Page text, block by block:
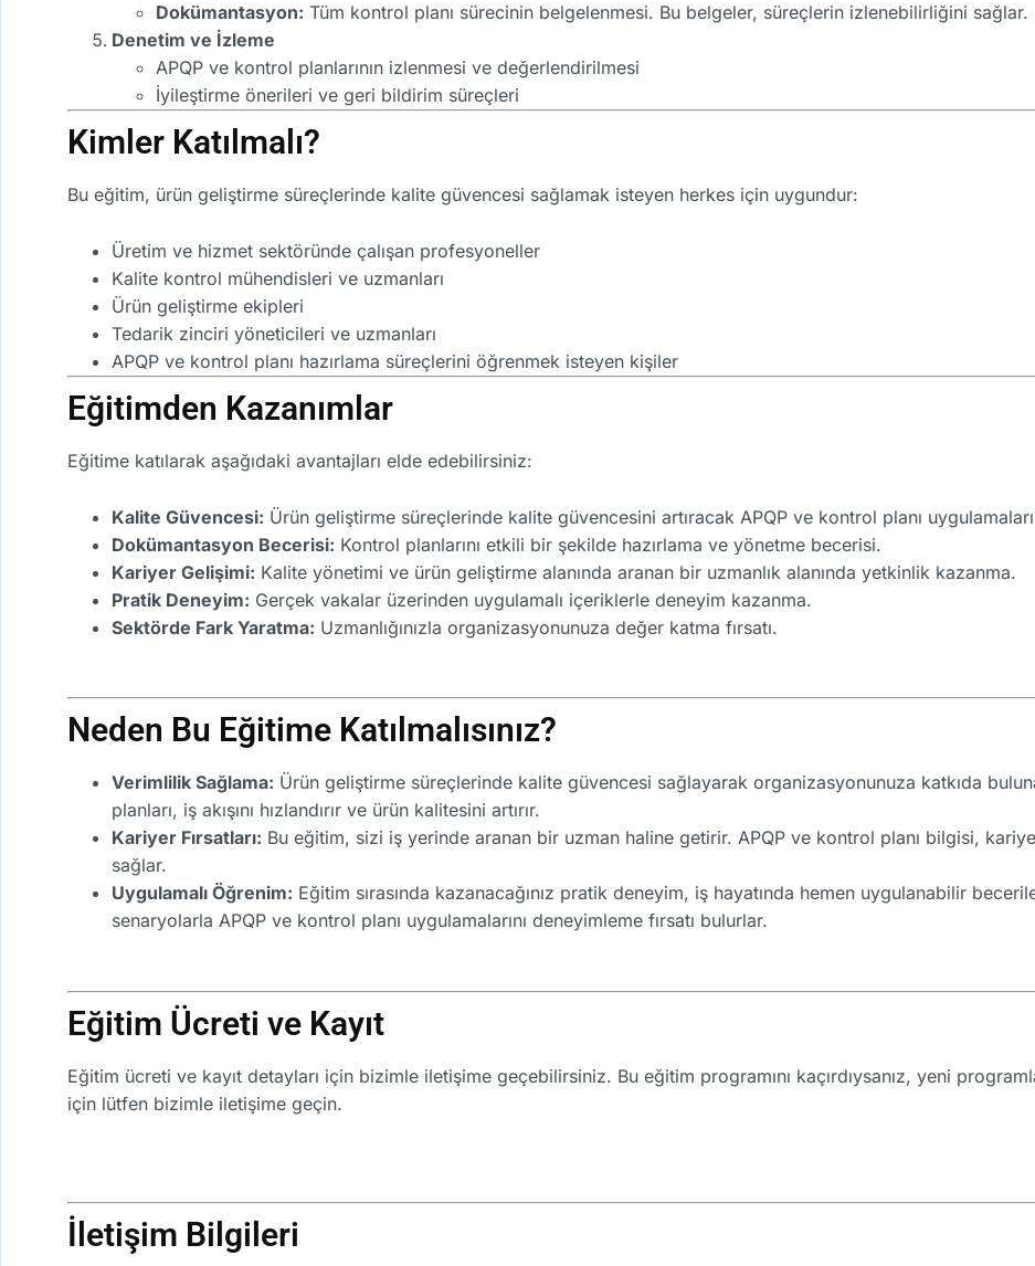
Dokümantasyon: Tüm kontrol planı sürecinin belgelenmesi. Bu belgeler, süreçlerin izlenebilirliğini sağlar.
Denetim ve İzleme
APQP ve kontrol planlarının izlenmesi ve değerlendirilmesi
İyileştirme önerileri ve geri bildirim süreçleri
Kimler Katılmalı?
Bu eğitim, ürün geliştirme süreçlerinde kalite güvencesi sağlamak isteyen herkes için uygundur:
Üretim ve hizmet sektöründe çalışan profesyoneller
Kalite kontrol mühendisleri ve uzmanları
Ürün geliştirme ekipleri
Tedarik zinciri yöneticileri ve uzmanları
APQP ve kontrol planı hazırlama süreçlerini öğrenmek isteyen kişiler
Eğitimden Kazanımlar
Eğitime katılarak aşağıdaki avantajları elde edebilirsiniz:
Kalite Güvencesi: Ürün geliştirme süreçlerinde kalite güvencesini artıracak APQP ve kontrol planı
Dokümantasyon Becerisi: Kontrol planlarını etkili bir şekilde hazırlama ve yönetme becerisi.
Kariyer Gelişimi: Kalite yönetimi ve ürün geliştirme alanında aranan bir uzmanlık alanında yetkinlik kazanma.
Pratik Deneyim: Gerçek vakalar üzerinden uygulamalı içeriklerle deneyim kazanma.
Sektörde Fark Yaratma: Uzmanlığınızla organizasyonunuza değer katma fırsatı.
Neden Bu Eğitime Katılmalısınız?
Verimlilik Sağlama: Ürün geliştirme süreçlerinde kalite güvencesi sağlayarak organizasyonunuza katkıda
planları, iş akışını hızlandırır ve ürün kalitesini artırır.
Kariyer Fırsatları: Bu eğitim, sizi iş yerinde aranan bir uzman haline getirir. APQP ve kontrol planı bilgisi,
sağlar.
Uygulamalı Öğrenim: Eğitim sırasında kazanacağınız pratik deneyim, iş hayatında hemen uygulanabilir
senaryolarla APQP ve kontrol planı uygulamalarını deneyimleme fırsatı bulurlar.
Eğitim Ücreti ve Kayıt
Eğitim ücreti ve kayıt detayları için bizimle iletişime geçebilirsiniz. Bu eğitim programını kaçırdıysanız, yeni
için lütfen bizimle iletişime geçin.
İletişim Bilgileri